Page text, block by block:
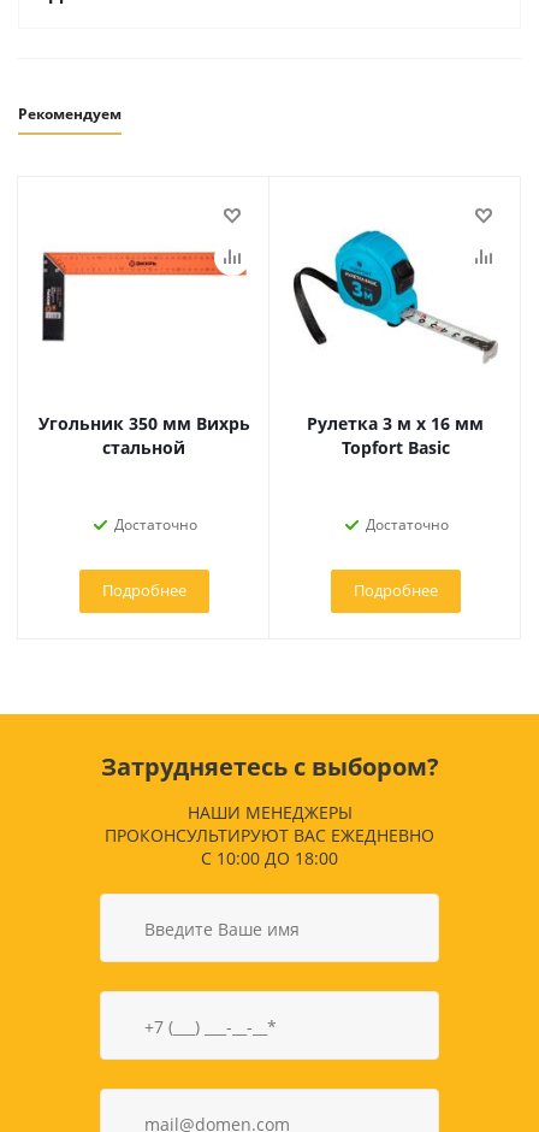
Рекомендуем
Угольник 350 мм Вихрь
стальной
Достаточно
Подробнее
Рулетка 3 м х 16 мм
Topfort Basic
Достаточно
Подробнее
Затрудняетесь с выбором?
НАШИ МЕНЕДЖЕРЫ
ПРОКОНСУЛЬТИРУЮТ ВАС ЕЖЕДНЕВНО
С 10:00 ДО 18:00